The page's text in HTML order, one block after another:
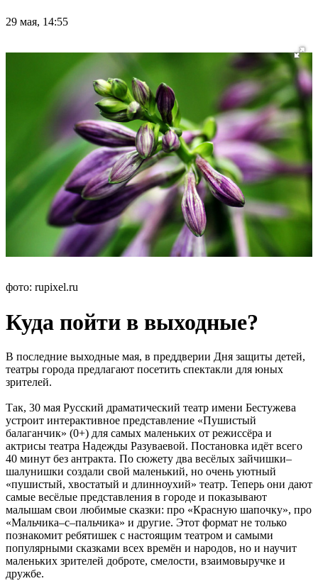
29 мая, 14:55
фото: rupixel.ru
Куда пойти в выходные?
В последние выходные мая, в преддверии Дня защиты детей,
театры города предлагают посетить спектакли для юных
зрителей.
Так, 30 мая Русский драматический театр имени Бестужева
устроит интерактивное представление «Пушистый
балаганчик» (0+) для самых маленьких от режиссёра и
актрисы театра Надежды Разуваевой. Постановка идёт всего
40 минут без антракта. По сюжету два весёлых зайчишки–
шалунишки создали свой маленький, но очень уютный
«пушистый, хвостатый и длинноухий» театр. Теперь они дают
самые весёлые представления в городе и показывают
малышам свои любимые сказки: про «Красную шапочку», про
«Мальчика–с–пальчика» и другие. Этот формат не только
познакомит ребятишек с настоящим театром и самыми
популярными сказками всех времён и народов, но и научит
маленьких зрителей доброте, смелости, взаимовыручке и
дружбе.